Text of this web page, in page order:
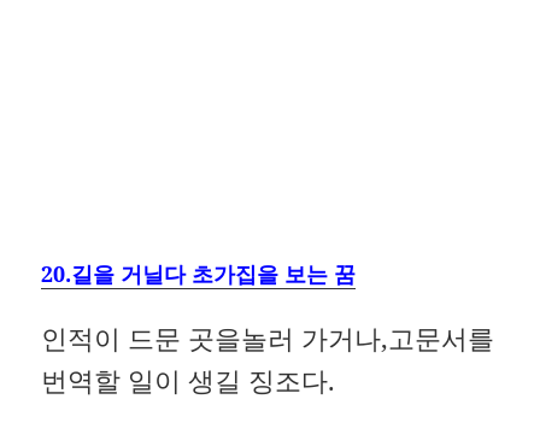
20.길을 거닐다 초가집을 보는 꿈
인적이 드문 곳을놀러 가거나,고문서를
번역할 일이 생길 징조다.